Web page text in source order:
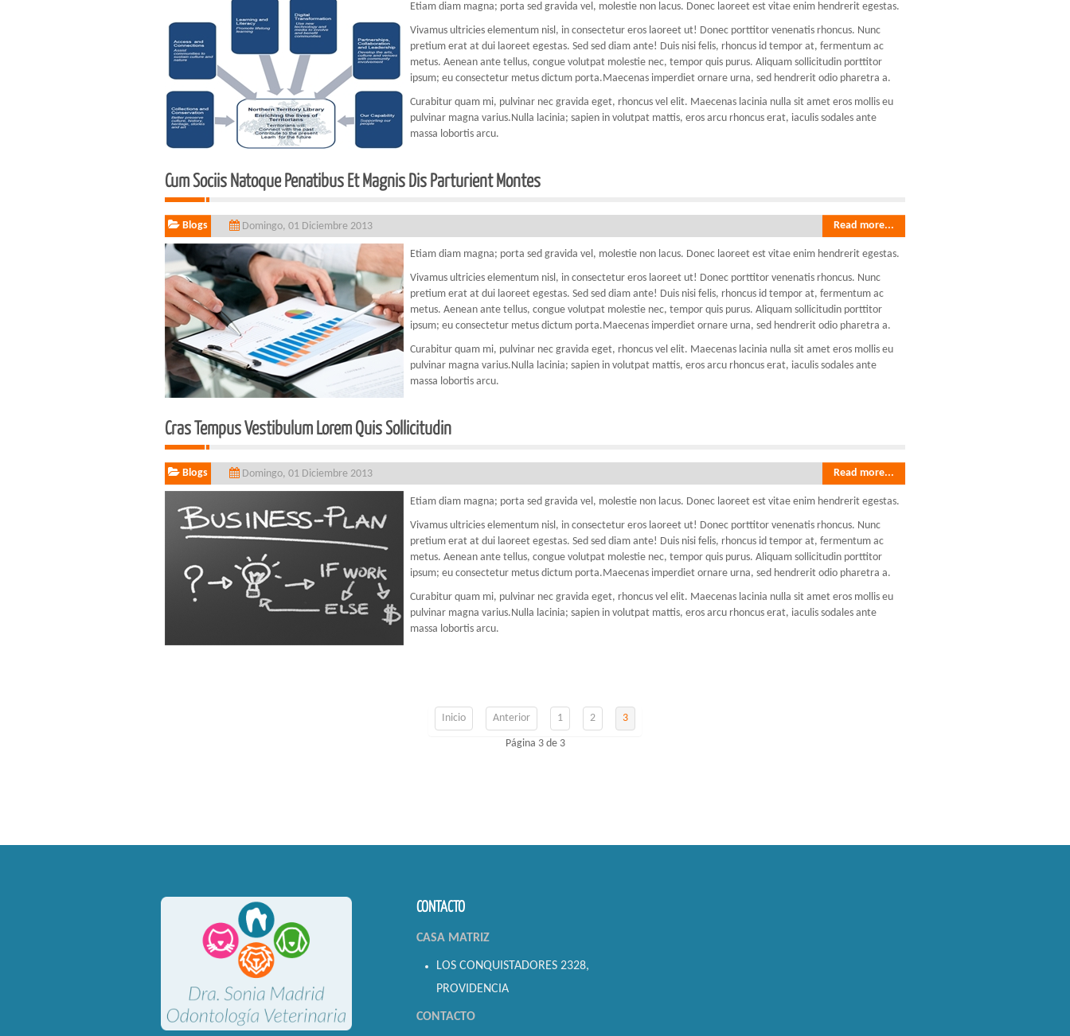
Etiam diam magna; porta sed gravida vel, molestie non lacus. Donec laoreet est vitae enim hendrerit egestas.
Vivamus ultricies elementum nisl, in consectetur eros laoreet ut! Donec porttitor venenatis rhoncus. Nunc
pretium erat at dui laoreet egestas. Sed sed diam ante! Duis nisi felis, rhoncus id tempor at, fermentum ac
metus. Aenean ante tellus, congue volutpat molestie nec, tempor quis purus. Aliquam sollicitudin porttitor
ipsum; eu consectetur metus dictum porta.Maecenas imperdiet ornare urna, sed hendrerit odio pharetra a.
Curabitur quam mi, pulvinar nec gravida eget, rhoncus vel elit. Maecenas lacinia nulla sit amet eros mollis eu
pulvinar magna varius.Nulla lacinia; sapien in volutpat mattis, eros arcu rhoncus erat, iaculis sodales ante
massa lobortis arcu.
Cum Sociis Natoque Penatibus Et Magnis Dis Parturient Montes
Blogs Domingo, 01 Diciembre 2013 Read more...
Etiam diam magna; porta sed gravida vel, molestie non lacus. Donec laoreet est vitae enim hendrerit egestas.
Vivamus ultricies elementum nisl, in consectetur eros laoreet ut! Donec porttitor venenatis rhoncus. Nunc
pretium erat at dui laoreet egestas. Sed sed diam ante! Duis nisi felis, rhoncus id tempor at, fermentum ac
metus. Aenean ante tellus, congue volutpat molestie nec, tempor quis purus. Aliquam sollicitudin porttitor
ipsum; eu consectetur metus dictum porta.Maecenas imperdiet ornare urna, sed hendrerit odio pharetra a.
Curabitur quam mi, pulvinar nec gravida eget, rhoncus vel elit. Maecenas lacinia nulla sit amet eros mollis eu
pulvinar magna varius.Nulla lacinia; sapien in volutpat mattis, eros arcu rhoncus erat, iaculis sodales ante
massa lobortis arcu.
Cras Tempus Vestibulum Lorem Quis Sollicitudin
Blogs Domingo, 01 Diciembre 2013 Read more...
Etiam diam magna; porta sed gravida vel, molestie non lacus. Donec laoreet est vitae enim hendrerit egestas.
Vivamus ultricies elementum nisl, in consectetur eros laoreet ut! Donec porttitor venenatis rhoncus. Nunc
pretium erat at dui laoreet egestas. Sed sed diam ante! Duis nisi felis, rhoncus id tempor at, fermentum ac
metus. Aenean ante tellus, congue volutpat molestie nec, tempor quis purus. Aliquam sollicitudin porttitor
ipsum; eu consectetur metus dictum porta.Maecenas imperdiet ornare urna, sed hendrerit odio pharetra a.
Curabitur quam mi, pulvinar nec gravida eget, rhoncus vel elit. Maecenas lacinia nulla sit amet eros mollis eu
pulvinar magna varius.Nulla lacinia; sapien in volutpat mattis, eros arcu rhoncus erat, iaculis sodales ante
massa lobortis arcu.
Inicio Anterior 1 2 3
Página 3 de 3
CONTACTO
CASA MATRIZ
LOS CONQUISTADORES 2328,
PROVIDENCIA
CONTACTO